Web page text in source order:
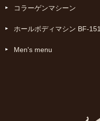
コラーゲンマシーン
ホールボディマシン BF-151
Men's menu